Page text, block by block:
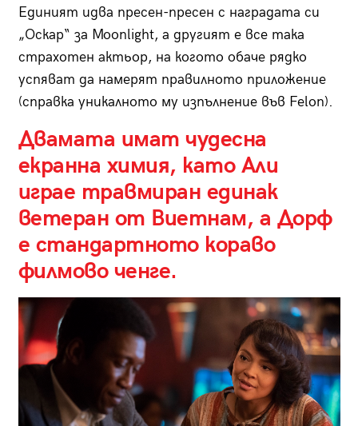
Единият идва пресен-пресен с наградата си
„Оскар“ за Moonlight, а другият е все така
страхотен актьор, на когото обаче рядко
успяват да намерят правилното приложение
(справка уникалното му изпълнение във Felon).
Двамата имат чудесна
екранна химия, като Али
играе травмиран единак
ветеран от Виетнам, а Дорф
е стандартното кораво
филмово ченге.